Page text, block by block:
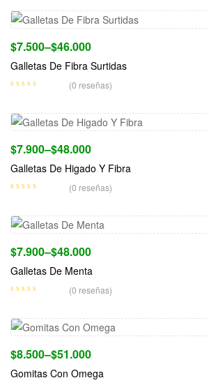
$7.500–$46.000
Galletas De Fibra Surtidas
(0 reseñas)
Seleccionar Opciones
$7.900–$48.000
Galletas De Higado Y Fibra
(0 reseñas)
Seleccionar Opciones
$7.900–$48.000
Galletas De Menta
(0 reseñas)
Seleccionar Opciones
$8.500–$51.000
Gomitas Con Omega